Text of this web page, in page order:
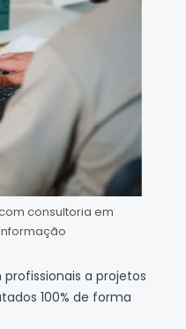
consultoria em
a projetos
100% de forma